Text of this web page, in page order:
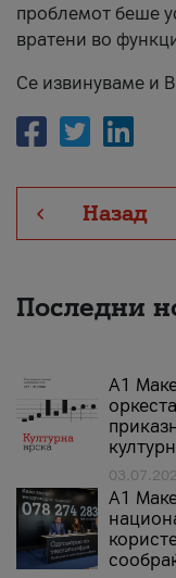
проблемот беше
вратени во
Се извинуваме и
Назад
Последни
А1
A1